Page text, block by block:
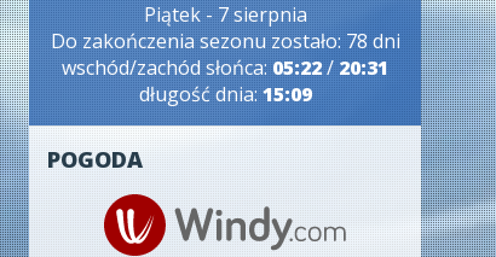
Piątek - 7 sierpnia
Do zakończenia sezonu zostało: 78 dni
wschód/zachód słońca:05:22/20:31
długość dnia:15:09
POGODA